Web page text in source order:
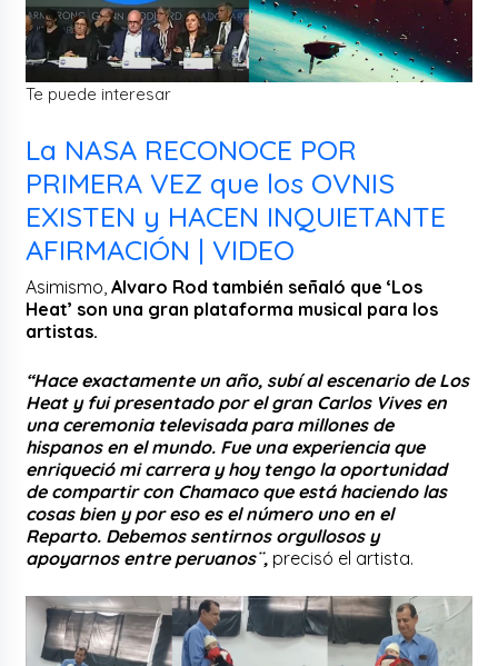
Te puede interesar
La NASA RECONOCE POR
PRIMERA VEZ que los OVNIS
EXISTEN y HACEN INQUIETANTE
AFIRMACIÓN | VIDEO
Asimismo, Alvaro Rod también señaló que ‘Los
Heat’ son una gran plataforma musical para los
artistas.
“Hace exactamente un año, subí al escenario de Los
Heat y fui presentado por el gran Carlos Vives en
una ceremonia televisada para millones de
hispanos en el mundo. Fue una experiencia que
enriqueció mi carrera y hoy tengo la oportunidad
de compartir con Chamaco que está haciendo las
cosas bien y por eso es el número uno en el
Reparto. Debemos sentirnos orgullosos y
apoyarnos entre peruanos¨, precisó el artista.